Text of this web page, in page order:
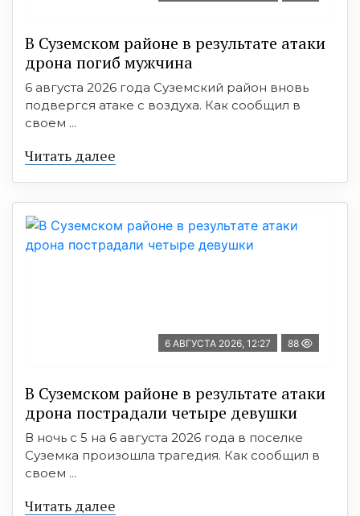
В Суземском районе в результате атаки
дрона погиб мужчина
6 августа 2026 года Суземский район вновь
подвергся атаке с воздуха. Как сообщил в
своем ...
Читать далее
6 АВГУСТА 2026, 12:27 88
В Суземском районе в результате атаки
дрона пострадали четыре девушки
В ночь с 5 на 6 августа 2026 года в поселке
Суземка произошла трагедия. Как сообщил в
своем ...
Читать далее